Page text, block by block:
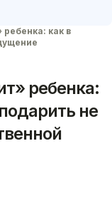
как в
ребенка:
не